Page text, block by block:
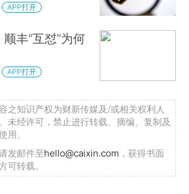
APP打开
丰“互怼”为何
APP打开
之知识产权为财新传媒及/或相关权利人
未经许可，禁止进行转载、摘编、复制及
用。
发邮件至hello@caixin.com ，获得书面
可转载。